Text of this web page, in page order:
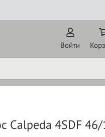
Войти
Calpeda 4SDF 46/